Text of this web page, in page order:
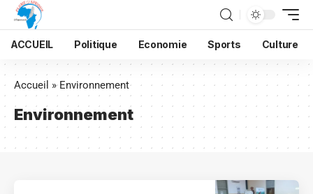
ACCUEIL Politique Economie Sports Culture
Accueil »Environnement
Environnement